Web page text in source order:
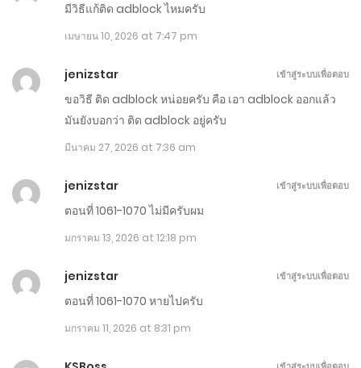
เมษายน 29, 2026
เมษายน 28, 2026
ตอนที่ 1303-1304
เมษายน 27, 2026
ตอนที่ 1301-1310
เมษายน 26, 2026
เมษายน 21, 2026
มีวิธีแก้ติด adblock ไหมครับ
เมษายน 10, 2026 at 7:47 pm
jenizstar
ขอวิธี ติด adblock หน่อยครับ คือ เอา adblock ออกแล้ว
มันยังบอกว่า ติด adblock อยู่ครับ
มีนาคม 27, 2026 at 7:36 am
เข้าสู่ระบบเพื่อตอบ
jenizstar
ตอนที่ 1061-1070 ไม่มีครับผม
มกราคม 13, 2026 at 12:18 pm
เข้าสู่ระบบเพื่อตอบ
jenizstar
ตอนที่ 1061-1070 หายไปครับ
มกราคม 11, 2026 at 8:31 pm
เข้าสู่ระบบเพื่อตอบ